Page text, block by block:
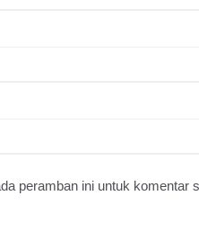
peramban ini untuk komentar